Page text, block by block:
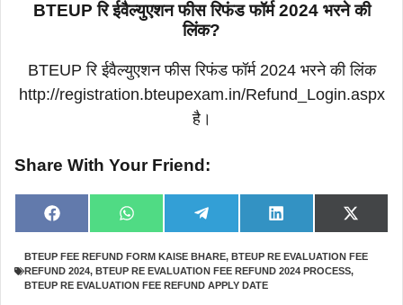
BTEUP रि ईवैल्युएशन फीस रिफंड फॉर्म 2024 भरने की
लिंक?
BTEUP रि ईवैल्युएशन फीस रिफंड फॉर्म 2024 भरने की लिंक
http://registration.bteupexam.in/Refund_Login.aspx
है।
Share With Your Friend:
Share
on
F
a
e
b
o
Share
on
W
h
t
s
A
Share
on
e
e
g
r
Share
on
L
i
k
e
Share
on
X
(
w
BTEUP FEE REFUND FORM KAISE BHARE, BTEUP RE EVALUATION FEE
REFUND 2024, BTEUP RE EVALUATION FEE REFUND 2024 PROCESS,
BTEUP RE EVALUATION FEE REFUND APPLY DATE